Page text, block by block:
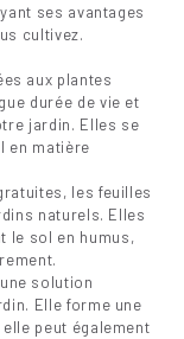
ses avantages
cultivez.
aux plantes
durée de vie et
jardin. Elles se
en matière
les feuilles
naturels. Elles
le sol en humus,
solution
Elle forme une
peut également